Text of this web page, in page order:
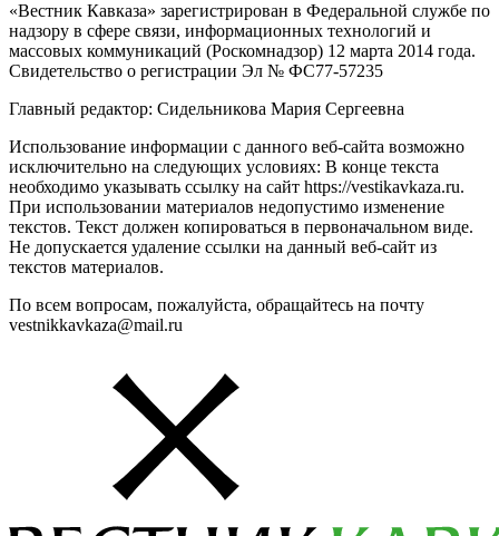
«Вестник Кавказа» зарегистрирован в Федеральной службе по
надзору в сфере связи, информационных технологий и
массовых коммуникаций (Роскомнадзор) 12 марта 2014 года.
Свидетельство о регистрации Эл № ФС77-57235
Главный редактор: Сидельникова Мария Сергеевна
Использование информации с данного веб-сайта возможно
исключительно на следующих условиях: В конце текста
необходимо указывать ссылку на сайт https://vestikavkaza.ru.
При использовании материалов недопустимо изменение
текстов. Текст должен копироваться в первоначальном виде.
Не допускается удаление ссылки на данный веб-сайт из
текстов материалов.
По всем вопросам, пожалуйста, обращайтесь на почту
vestnikkavkaza@mail.ru